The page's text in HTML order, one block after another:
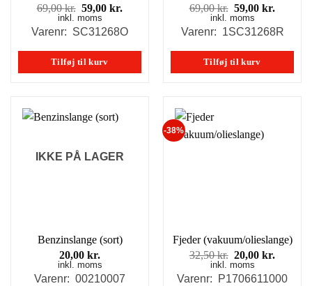
69,00kr. Den
oprindelige
pris
69,00 kr..
59,00kr.
pris
59,00 kr..
inkl. moms
Varenr: SC31268O
Tilføj til kurv
69,00kr. Den
oprindelige
pris
69,00 kr..
59,00kr.
pris
59,00
inkl. moms
Varenr: 1SC31268R
Tilføj til kurv
IKKE PÅ LAGER
Benzinslange (sort)
20,00 kr.
inkl. moms
Varenr: 00210007
-38%
Fjeder (vakuum/olieslange)
32,50kr. Den
oprindelige
pris
20,00kr.
pris
inkl. moms
Varenr: P1706611000